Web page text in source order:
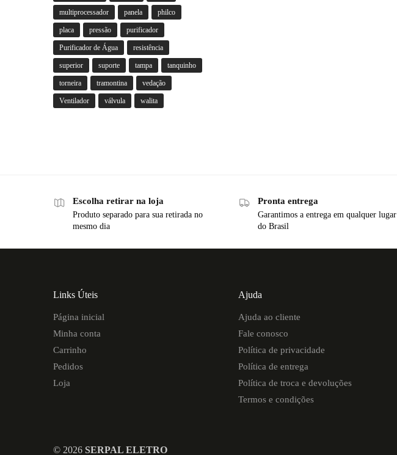
multiprocessador panela philco
placa pressão purificador
Purificador de Água resistência
superior suporte tampa tanquinho
torneira tramontina vedação
Ventilador válvula walita
Escolha retirar na loja
Produto separado para sua retirada no
mesmo dia
Pronta entrega
Garantimos a entrega em qualquer lugar
do Brasil
Links Úteis
Página inicial
Minha conta
Carrinho
Pedidos
Loja
Ajuda
Ajuda ao cliente
Fale conosco
Política de privacidade
Política de entrega
Política de troca e devoluções
Termos e condições
© 2026 SERPAL ELETRO